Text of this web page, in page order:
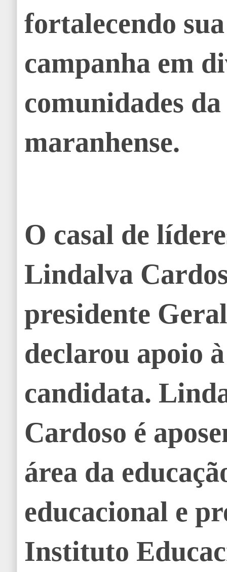
fortalecendo
campanha em
comunidades
maranhense.
O casal de
Lindalva
presidente
declarou apoio
candidata.
Cardoso é
área da
educacional e
Instituto